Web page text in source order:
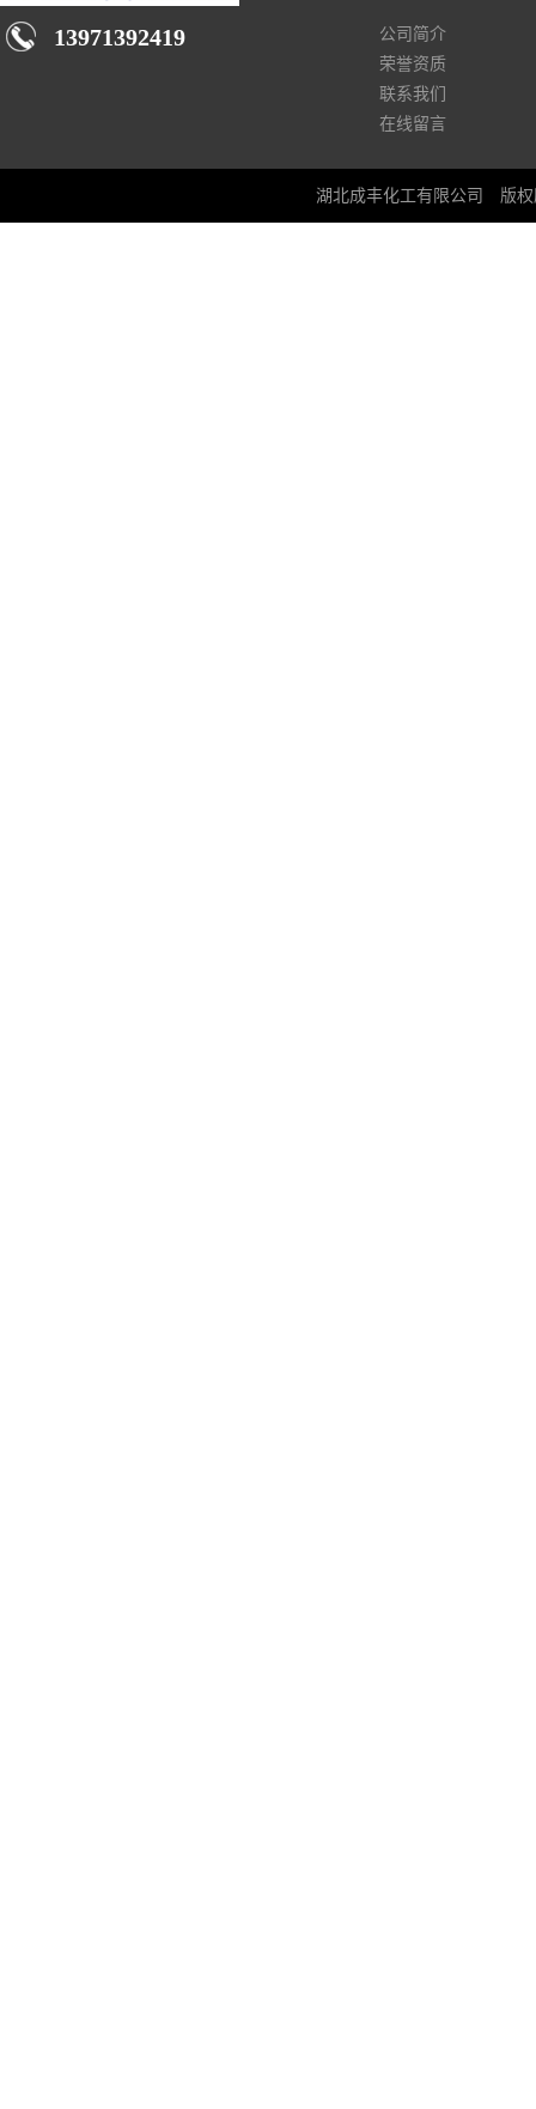
13971392419
公司简介
荣誉资质
联系我们
在线留言
湖北成丰化工有限公司 版